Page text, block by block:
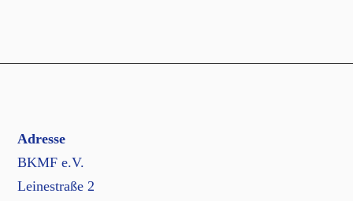
Adresse
BKMF e.V.
Leinestraße 2